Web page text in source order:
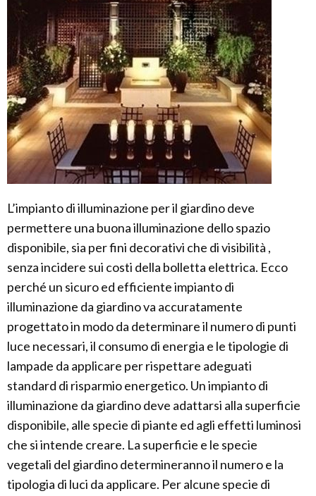
L’impianto di illuminazione per il giardino deve
permettere una buona illuminazione dello spazio
disponibile, sia per fini decorativi che di visibilità ,
senza incidere sui costi della bolletta elettrica. Ecco
perché un sicuro ed efficiente impianto di
illuminazione da giardino va accuratamente
progettato in modo da determinare il numero di punti
luce necessari, il consumo di energia e le tipologie di
lampade da applicare per rispettare adeguati
standard di risparmio energetico. Un impianto di
illuminazione da giardino deve adattarsi alla superficie
disponibile, alle specie di piante ed agli effetti luminosi
che si intende creare. La superficie e le specie
vegetali del giardino determineranno il numero e la
tipologia di luci da applicare. Per alcune specie di